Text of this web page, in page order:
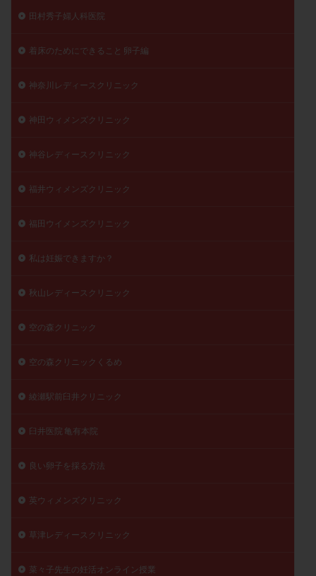
田村秀子婦人科医院
着床のためにできること 卵子編
神奈川レディースクリニック
神田ウィメンズクリニック
神谷レディースクリニック
福井ウィメンズクリニック
福田ウイメンズクリニック
私は妊娠できますか？
秋山レディースクリニック
空の森クリニック
空の森クリニックくるめ
綾瀬駅前臼井クリニック
臼井医院 亀有本院
良い卵子を採る方法
英ウィメンズクリニック
草津レディースクリニック
菜々子先生の妊活オンライン授業